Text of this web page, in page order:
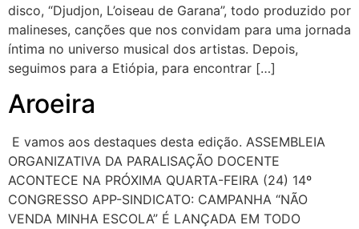
disco, “Djudjon, L’oiseau de Garana”, todo produzido por
malineses, canções que nos convidam para uma jornada
íntima no universo musical dos artistas. Depois,
seguimos para a Etiópia, para encontrar […]
Aroeira
E vamos aos destaques desta edição. ASSEMBLEIA
ORGANIZATIVA DA PARALISAÇÃO DOCENTE
ACONTECE NA PRÓXIMA QUARTA-FEIRA (24) 14º
CONGRESSO APP-SINDICATO: CAMPANHA “NÃO
VENDA MINHA ESCOLA” É LANÇADA EM TODO